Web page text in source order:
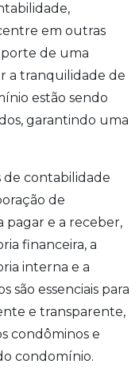
em outras
de uma
a tranquilidade de
estão sendo
garantindo uma
de contabilidade
de
pagar e a receber,
financeira, a
interna e a
são essenciais para
e transparente,
condôminos e
condomínio.